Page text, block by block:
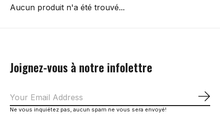
Aucun produit n'a été trouvé...
Joignez-vous à notre infolettre
Ne vous inquiétez pas, aucun spam ne vous sera envoyé!